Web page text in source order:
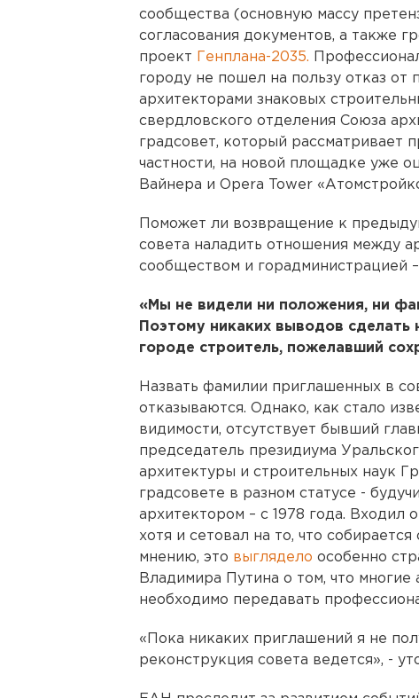
сообщества (основную массу
согласования документов, а также
проект
Генплана-2035.
городу не пошел на пользу отказ от
архитекторами знаковых
свердловского отделения Союза
градсовет, который рассматривает
частности, на новой площадке уже
Вайнера и Opera Tower
Поможет ли возвращение к
совета наладить отношения между
сообществом и горадминистрацией
«Мы не видели ни положения, ни
Поэтому никаких выводов сделать
городе строитель, пожелавший
Назвать фамилии приглашенных в
отказываются. Однако, как стало
видимости, отсутствует бывший
председатель президиума
архитектуры и строительных наук
градсовете в разном статусе -
архитектором – с 1978 года. Входил
хотя и сетовал на то, что
мнению, это выглядело особенно
Владимира Путина о том, что
необходимо передавать
«Пока никаких приглашений я не
реконструкция совета ведется», -